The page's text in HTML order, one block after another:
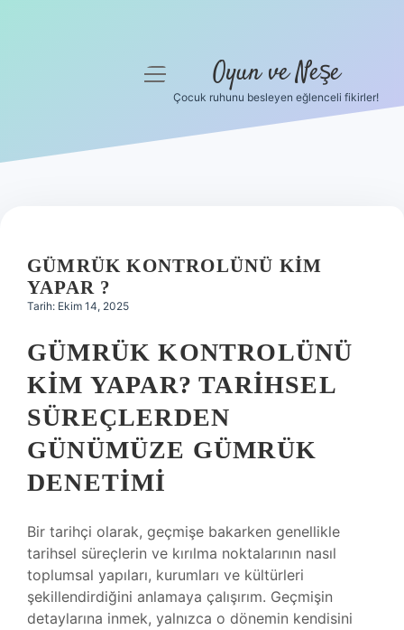
Hakkımızda
menüyü
Oyun ve Neşe
Çocuk ruhunu besleyen eğlenceli fikirler!
GÜMRÜK KONTROLÜNÜ KIM
YAPAR ?
Tarih: Ekim 14, 2025
GÜMRÜK KONTROLÜNÜ
KIM YAPAR? TARIHSEL
SÜREÇLERDEN
GÜNÜMÜZE GÜMRÜK
DENETIMI
Bir tarihçi olarak, geçmişe bakarken genellikle
tarihsel süreçlerin ve kırılma noktalarının nasıl
toplumsal yapıları, kurumları ve kültürleri
şekillendirdiğini anlamaya çalışırım. Geçmişin
detaylarına inmek, yalnızca o dönemin kendisini